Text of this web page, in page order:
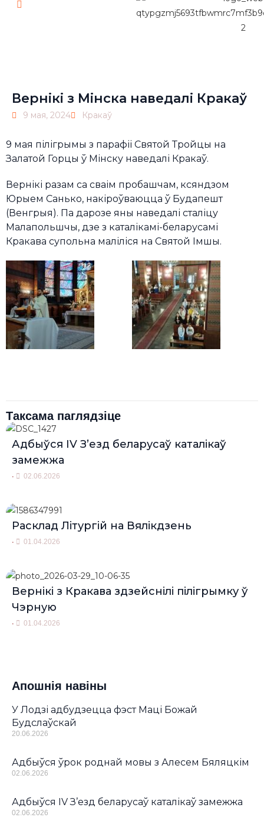
Вернікі з Мінска наведалі Кракаў
9 мая, 2024 Кракаў
9 мая пілігрымы з парафіі Святой Тройцы на
Залатой Горцы ў Мінску наведалі Кракаў.
Вернікі разам са сваім пробашчам, ксяндзом
Юрыем Санько, накіроўваюцца ў Будапешт
(Венгрыя). Па дарозе яны наведалі сталіцу
Малапольшчы, дзе з каталікамі-беларусамі
Кракава супольна маліліся на Святой Імшы.
Таксама паглядзіце
Адбыўся IV З’езд беларусаў каталікаў
замежжа
• 02.06.2026
Расклад Літургій на Вялікдзень
• 01.04.2026
Вернікі з Кракава здзейснілі пілігрымку ў
Чэрную
• 01.04.2026
Апошнія навіны
У Лодзі адбудзецца фэст Маці Божай
Будслаўскай
20.06.2026
Адбыўся ўрок роднай мовы з Алесем Бяляцкім
02.06.2026
Адбыўся IV З’езд беларусаў каталікаў замежжа
02.06.2026